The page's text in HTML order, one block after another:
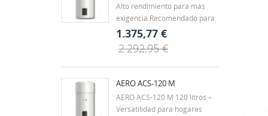
Alto rendimiento para más
exigencia Recomendado para
viviendas unifamiliares,
chalets o familias de 3 a 4
personas, con hasta 2 baños.
También es una buena opción
demanda puntual, como...
1.375,77 €
2.292,95 €
AERO ACS-120 M
AERO ACS-120 M 120 litros –
Versatilidad para hogares